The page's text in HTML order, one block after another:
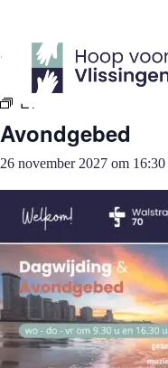
inhoud
« Alle Evenementen
Evenementenreeks:
Avondgebed
26 november 2027 om 16:30